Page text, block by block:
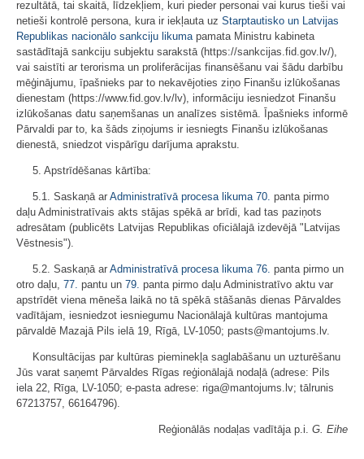
rezultātā, tai skaitā, līdzekļiem, kuri pieder personai vai kurus tieši vai
netieši kontrolē persona, kura ir iekļauta uz Starptautisko un Latvijas
Republikas nacionālo sankciju likumapamata Ministru kabineta
sastādītajā sankciju subjektu sarakstā (https://sankcijas.fid.gov.lv/),
vai saistīti ar terorisma un proliferācijas finansēšanu vai šādu darbību
mēģinājumu, īpašnieks par to nekavējoties ziņo Finanšu izlūkošanas
dienestam (https://www.fid.gov.lv/lv), informāciju iesniedzot Finanšu
izlūkošanas datu saņemšanas un analīzes sistēmā. Īpašnieks informē
Pārvaldi par to, ka šāds ziņojums ir iesniegts Finanšu izlūkošanas
dienestā, sniedzot vispārīgu darījuma aprakstu.
5. Apstrīdēšanas kārtība:
5.1. Saskaņā ar Administratīvā procesa likuma 70. panta pirmo
daļu Administratīvais akts stājas spēkā ar brīdi, kad tas paziņots
adresātam (publicēts Latvijas Republikas oficiālajā izdevējā "Latvijas
Vēstnesis").
5.2. Saskaņā ar Administratīvā procesa likuma 76. panta pirmo un
otro daļu, 77. pantu un 79. panta pirmo daļu Administratīvo aktu var
apstrīdēt viena mēneša laikā no tā spēkā stāšanās dienas Pārvaldes
vadītājam, iesniedzot iesniegumu Nacionālajā kultūras mantojuma
pārvaldē Mazajā Pils ielā 19, Rīgā, LV-1050; pasts@mantojums.lv.
Konsultācijas par kultūras pieminekļa saglabāšanu un uzturēšanu
Jūs varat saņemt Pārvaldes Rīgas reģionālajā nodaļā (adrese: Pils
iela 22, Rīga, LV-1050; e-pasta adrese: riga@mantojums.lv; tālrunis
67213757, 66164796).
Reģionālās nodaļas vadītāja p.i. G. Eihe